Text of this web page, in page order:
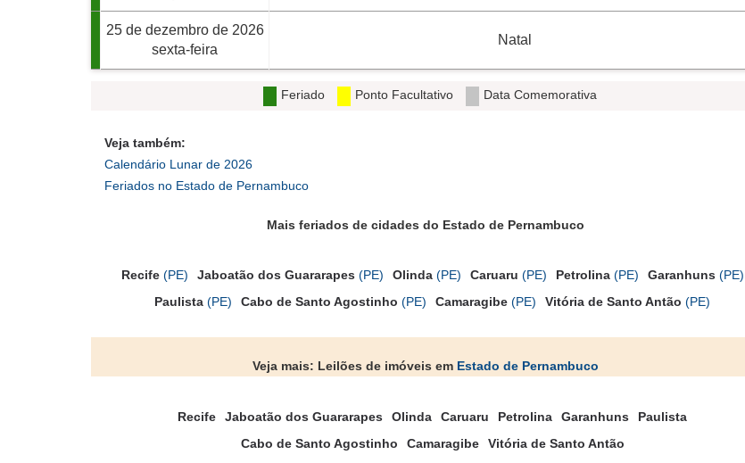
25 de dezembro de 2026
sexta-feira
Natal
Feriado Ponto Facultativo Data Comemorativa
Veja também:
Calendário Lunar de 2026
Feriados no Estado de Pernambuco
Mais feriados de cidades do Estado de Pernambuco
Recife(PE) Jaboatão dos Guararapes (PE) Olinda(PE) Caruaru (PE) Petrolina(PE) Garanhuns (PE)
Paulista (PE) Cabo de Santo Agostinho (PE) Camaragibe (PE) Vitória de Santo Antão (PE)
Veja mais: Leilões de imóveis em Estado de Pernambuco
Recife Jaboatão dos Guararapes Olinda Caruaru Petrolina Garanhuns
Paulista
Cabo de Santo Agostinho
Camaragibe Vitória de Santo Antão